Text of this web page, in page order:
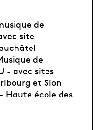
de
site
de
- avec sites
et Sion
Haute école des